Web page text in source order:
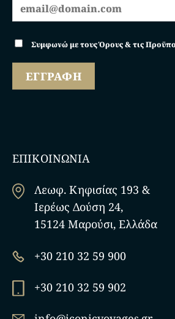
Συμφωνώ με τους Όρους & τις
ΕΠΙΚΟΙΝΩΝΙΑ
Λεωφ. Κηφισίας 193 &
Ιερέως Δούση 24,
15124 Μαρούσι, Ελλάδα
+30 210 32 59 900
+30 210 32 59 902